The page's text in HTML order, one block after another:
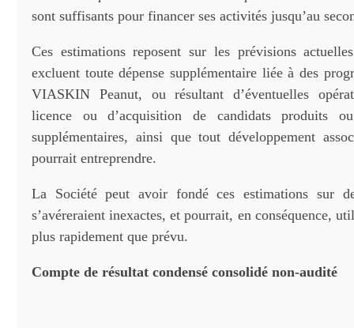
sont suffisants pour financer ses activités jusqu’au
Ces estimations reposent sur les prévisions
excluent toute dépense supplémentaire liée à des
VIASKIN Peanut, ou résultant d’éventuelles
licence ou d’acquisition de candidats produits
supplémentaires, ainsi que tout développement
pourrait entreprendre.
La Société peut avoir fondé ces estimations sur
s’avéreraient inexactes, et pourrait, en conséquence,
plus rapidement que prévu.
Compte de résultat condensé consolidé non-audité